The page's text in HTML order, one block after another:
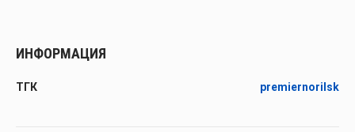
ИНФОРМАЦИЯ
ТГК premiernorilsk